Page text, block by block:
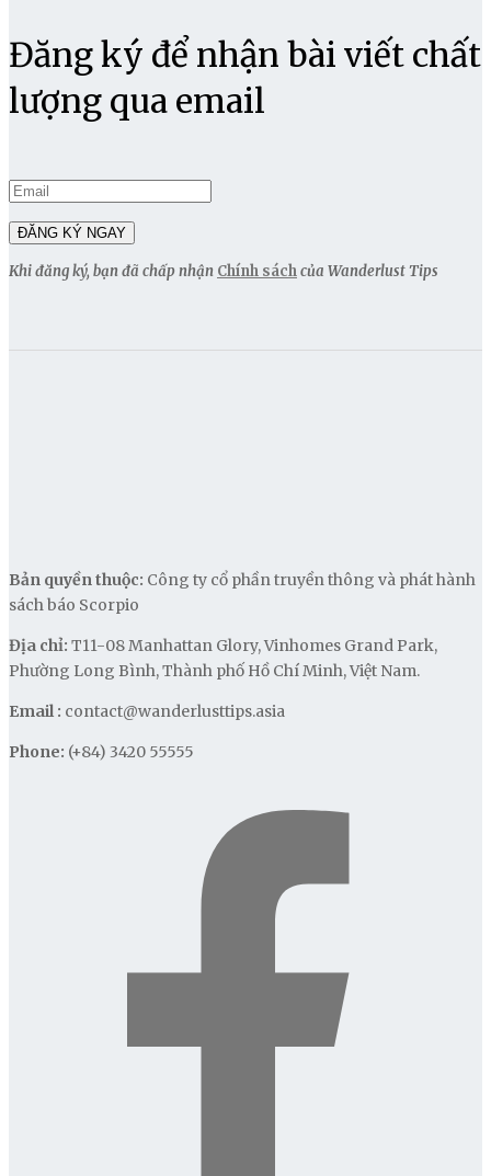
Đăng ký để nhận bài viết chất
lượng qua email
Khi đăng ký, bạn đã chấp nhận Chính sáchcủa Wanderlust Tips
Bản quyền thuộc: Công ty cổ phần truyền thông và phát hành
sách báo Scorpio
Địa chỉ: T11-08 Manhattan Glory, Vinhomes Grand Park,
Phường Long Bình, Thành phố Hồ Chí Minh, Việt Nam.
Email : contact@wanderlusttips.asia
Phone: (+84) 3420 55555